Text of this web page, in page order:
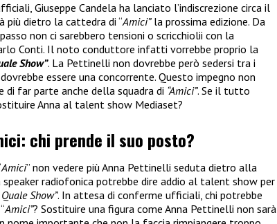
Giuseppe Candela ha lanciato l’indiscrezione circa il
più dietro la cattedra di “Amici”la prossima edizione. Da
non ci sarebbero tensioni o scricchiolii con la
Conti. Il noto conduttore infatti vorrebbe proprio la
Show”. La Pettinelli non dovrebbe però sedersi tra i
essere una concorrente. Questo impegno non
far parte anche della squadra di “Amici”. Se il tutto
Anna al talent show Mediaset?
chi prende il suo posto?
Amici” non vedere più Anna Pettinelli seduta dietro alla
radiofonica potrebbe dire addio al talent show per
Show”. In attesa di conferme ufficiali, chi potrebbe
Amici”? Sostituire una figura come Anna Pettinelli non sarà